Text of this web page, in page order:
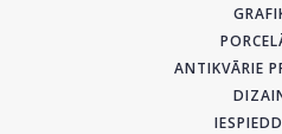
ANTIKVĀRIE